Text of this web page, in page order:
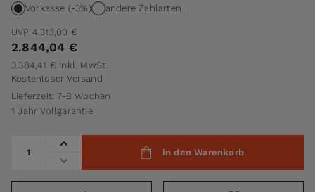
Vorkasse (-3%) andere Zahlarten
UVP 4.313,00 €
2.844,04 €
3.384,41 € inkl. MwSt.
Kostenloser Versand
Lieferzeit: 7-8 Wochen
1 Jahr Vollgarantie
in den Warenkorb